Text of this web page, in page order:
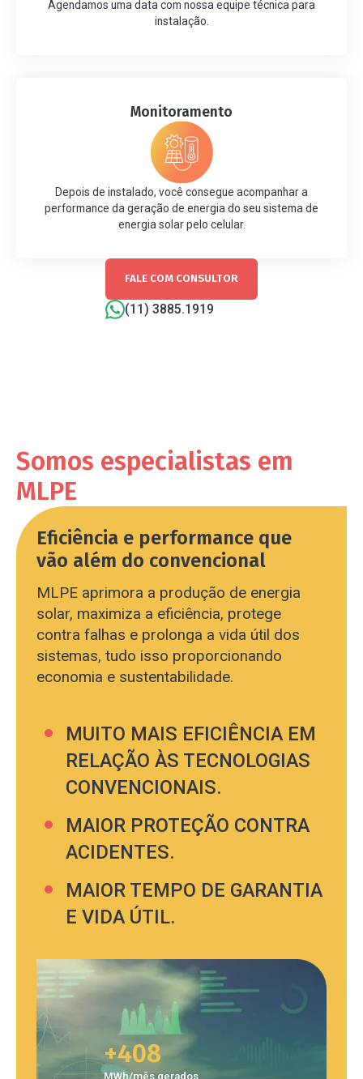
Agendamos uma data com nossa equipe técnica para
instalação.
Monitoramento
Depois de instalado, você consegue acompanhar a
performance da geração de energia do seu sistema de
energia solar pelo celular.
FALE COM CONSULTOR
(11) 3885.1919
Somos especialistas em
MLPE
Eficiência e performance que
vão além do convencional
MLPE aprimora a produção de energia
solar, maximiza a eficiência, protege
contra falhas e prolonga a vida útil dos
sistemas, tudo isso proporcionando
economia e sustentabilidade.
MUITO MAIS EFICIÊNCIA EM
RELAÇÃO ÀS TECNOLOGIAS
CONVENCIONAIS.
MAIOR PROTEÇÃO CONTRA
ACIDENTES.
MAIOR TEMPO DE GARANTIA
E VIDA ÚTIL.
+408
MWh/mês gerados